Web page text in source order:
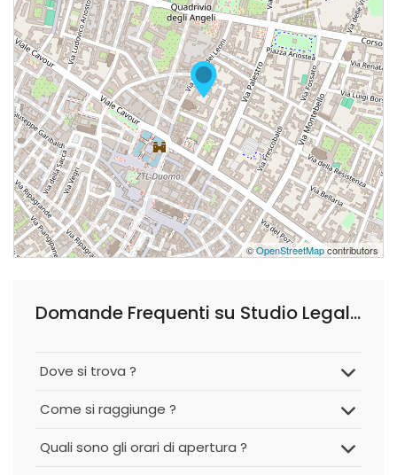
©OpenStreetMapcontributors
Domande Frequenti su Studio Legale Nicolussi
Dove si trova ?
Come si raggiunge ?
Quali sono gli orari di apertura ?